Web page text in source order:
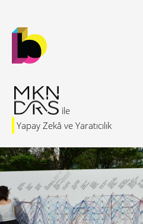
Yapay Zekâ ve Yaratıcılık